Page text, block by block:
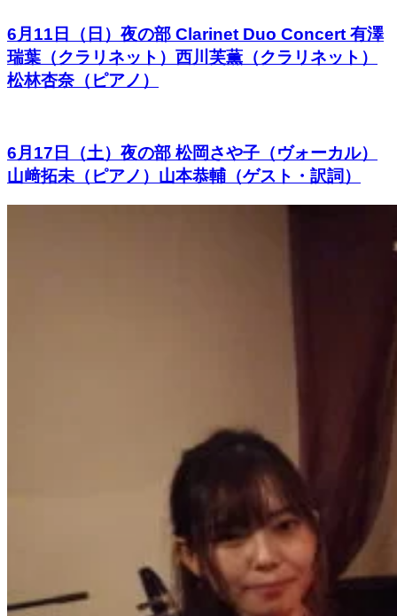
6月11日（日）夜の部 Clarinet Duo Concert 有澤
瑞葉（クラリネット）西川芙薫（クラリネット）
松林杏奈（ピアノ）
6月17日（土）夜の部 松岡さや子（ヴォーカル）
山﨑拓未（ピアノ）山本恭輔（ゲスト・訳詞）